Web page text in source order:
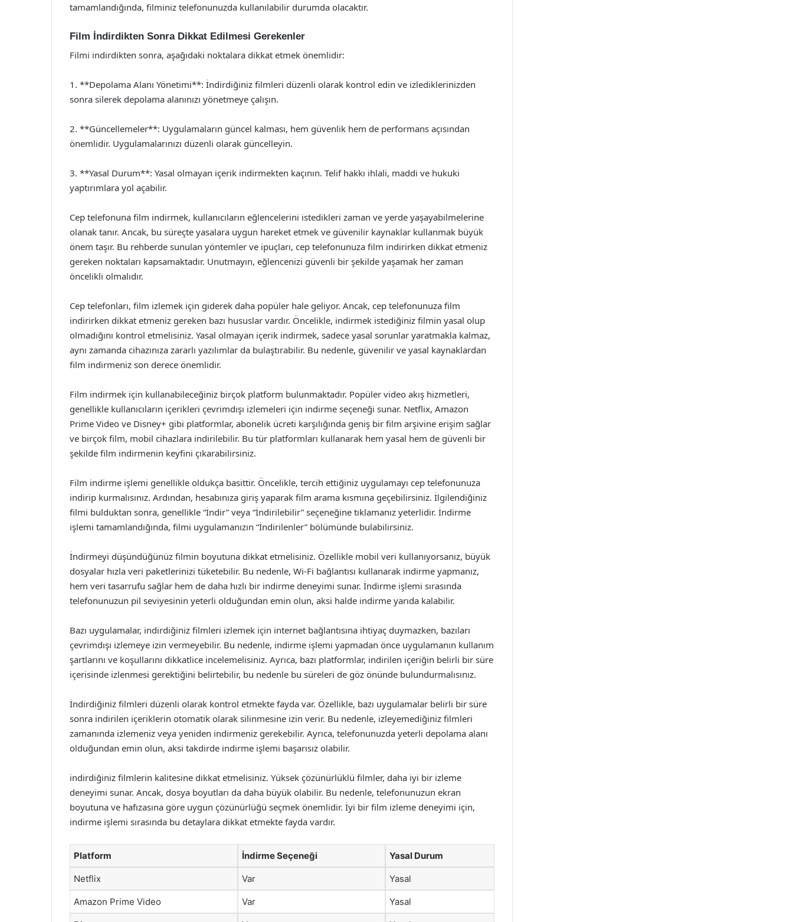
tamamlandığında, filminiz telefonunuzda kullanılabilir durumda olacaktır.
Film İndirdikten Sonra Dikkat Edilmesi Gerekenler
Filmi indirdikten sonra, aşağıdaki noktalara dikkat etmek önemlidir:
1. **Depolama Alanı Yönetimi**: İndirdiğiniz filmleri düzenli olarak kontrol edin ve izlediklerinizden
sonra silerek depolama alanınızı yönetmeye çalışın.
2. **Güncellemeler**: Uygulamaların güncel kalması, hem güvenlik hem de performans açısından
önemlidir. Uygulamalarınızı düzenli olarak güncelleyin.
3. **Yasal Durum**: Yasal olmayan içerik indirmekten kaçının. Telif hakkı ihlali, maddi ve hukuki
yaptırımlara yol açabilir.
Cep telefonuna film indirmek, kullanıcıların eğlencelerini istedikleri zaman ve yerde yaşayabilmelerine
olanak tanır. Ancak, bu süreçte yasalara uygun hareket etmek ve güvenilir kaynaklar kullanmak büyük
önem taşır. Bu rehberde sunulan yöntemler ve ipuçları, cep telefonunuza film indirirken dikkat etmeniz
gereken noktaları kapsamaktadır. Unutmayın, eğlencenizi güvenli bir şekilde yaşamak her zaman
öncelikli olmalıdır.
Cep telefonları, film izlemek için giderek daha popüler hale geliyor. Ancak, cep telefonunuza film
indirirken dikkat etmeniz gereken bazı hususlar vardır. Öncelikle, indirmek istediğiniz filmin yasal olup
olmadığını kontrol etmelisiniz. Yasal olmayan içerik indirmek, sadece yasal sorunlar yaratmakla kalmaz,
aynı zamanda cihazınıza zararlı yazılımlar da bulaştırabilir. Bu nedenle, güvenilir ve yasal kaynaklardan
film indirmeniz son derece önemlidir.
Film indirmek için kullanabileceğiniz birçok platform bulunmaktadır. Popüler video akış hizmetleri,
genellikle kullanıcıların içerikleri çevrimdışı izlemeleri için indirme seçeneği sunar. Netflix, Amazon
Prime Video ve Disney+ gibi platformlar, abonelik ücreti karşılığında geniş bir film arşivine erişim sağlar
ve birçok film, mobil cihazlara indirilebilir. Bu tür platformları kullanarak hem yasal hem de güvenli bir
şekilde film indirmenin keyfini çıkarabilirsiniz.
Film indirme işlemi genellikle oldukça basittir. Öncelikle, tercih ettiğiniz uygulamayı cep telefonunuza
indirip kurmalısınız. Ardından, hesabınıza giriş yaparak film arama kısmına geçebilirsiniz. İlgilendiğiniz
filmi bulduktan sonra, genellikle “İndir” veya “İndirilebilir” seçeneğine tıklamanız yeterlidir. İndirme
işlemi tamamlandığında, filmi uygulamanızın “İndirilenler” bölümünde bulabilirsiniz.
İndirmeyi düşündüğünüz filmin boyutuna dikkat etmelisiniz. Özellikle mobil veri kullanıyorsanız, büyük
dosyalar hızla veri paketlerinizi tüketebilir. Bu nedenle, Wi-Fi bağlantısı kullanarak indirme yapmanız,
hem veri tasarrufu sağlar hem de daha hızlı bir indirme deneyimi sunar. İndirme işlemi sırasında
telefonunuzun pil seviyesinin yeterli olduğundan emin olun, aksi halde indirme yarıda kalabilir.
Bazı uygulamalar, indirdiğiniz filmleri izlemek için internet bağlantısına ihtiyaç duymazken, bazıları
çevrimdışı izlemeye izin vermeyebilir. Bu nedenle, indirme işlemi yapmadan önce uygulamanın kullanım
şartlarını ve koşullarını dikkatlice incelemelisiniz. Ayrıca, bazı platformlar, indirilen içeriğin belirli bir süre
içerisinde izlenmesi gerektiğini belirtebilir, bu nedenle bu süreleri de göz önünde bulundurmalısınız.
İndirdiğiniz filmleri düzenli olarak kontrol etmekte fayda var. Özellikle, bazı uygulamalar belirli bir süre
sonra indirilen içeriklerin otomatik olarak silinmesine izin verir. Bu nedenle, izleyemediğiniz filmleri
zamanında izlemeniz veya yeniden indirmeniz gerekebilir. Ayrıca, telefonunuzda yeterli depolama alanı
olduğundan emin olun, aksi takdirde indirme işlemi başarısız olabilir.
indirdiğiniz filmlerin kalitesine dikkat etmelisiniz. Yüksek çözünürlüklü filmler, daha iyi bir izleme
deneyimi sunar. Ancak, dosya boyutları da daha büyük olabilir. Bu nedenle, telefonunuzun ekran
boyutuna ve hafızasına göre uygun çözünürlüğü seçmek önemlidir. İyi bir film izleme deneyimi için,
indirme işlemi sırasında bu detaylara dikkat etmekte fayda vardır.
Platform İndirme Seçeneği Yasal Durum
Netflix Var Yasal
Amazon Prime Video Var Yasal